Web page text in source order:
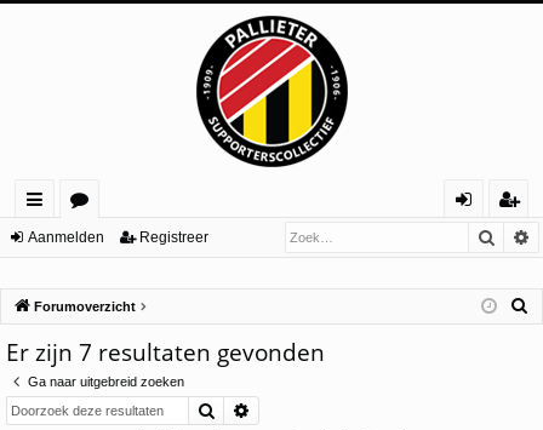
ne
lin
ks
or
m
s
eg
re
Aanmelden Registreer Zoek
Forumoverzicht
Er zijn 7 resultaten gevonden
Ga naar uitgebreid zoeken
Zoek